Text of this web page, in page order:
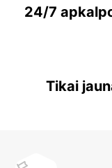
24/7
Tikai